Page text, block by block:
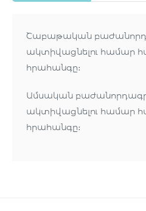
Շաբաթական
ակտիվացնելու համար
հրահանգը։
Ամսական
ակտիվացնելու համար
հրահանգը։